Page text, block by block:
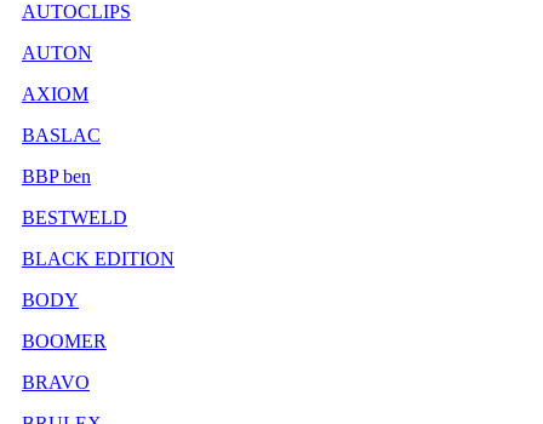
AUTOCLIPS
AUTON
AXIOM
BASLAC
BBP ben
BESTWELD
BLACK EDITION
BODY
BOOMER
BRAVO